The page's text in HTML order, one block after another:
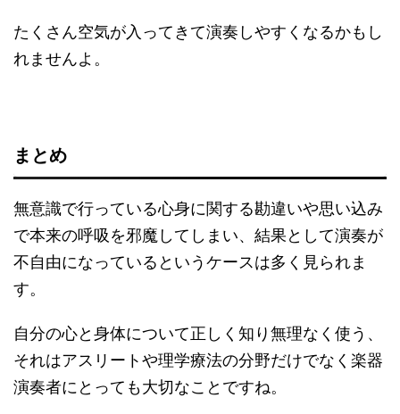
たくさん空気が入ってきて演奏しやすくなるかもし
れませんよ。
まとめ
無意識で行っている心身に関する勘違いや思い込み
で本来の呼吸を邪魔してしまい、結果として演奏が
不自由になっているというケースは多く見られま
す。
自分の心と身体について正しく知り無理なく使う、
それはアスリートや理学療法の分野だけでなく楽器
演奏者にとっても大切なことですね。